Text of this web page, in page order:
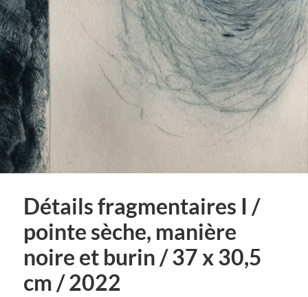
Détails fragmentaires I /
pointe sèche, manière
noire et burin / 37 x 30,5
cm / 2022